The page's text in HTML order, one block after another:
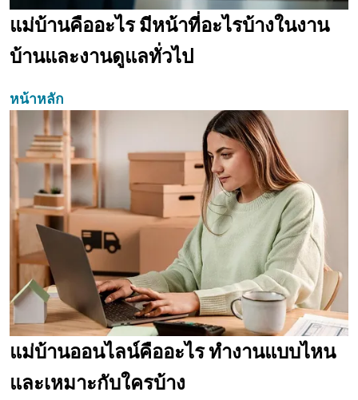
แม่บ้านคืออะไร มีหน้าที่อะไรบ้างในงาน
บ้านและงานดูแลทั่วไป
หน้าหลัก
แม่บ้านออนไลน์คืออะไร ทำงานแบบไหน
และเหมาะกับใครบ้าง